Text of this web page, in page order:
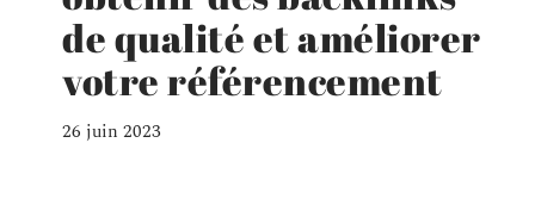
de qualité et améliorer
votre référencement
26 juin 2023